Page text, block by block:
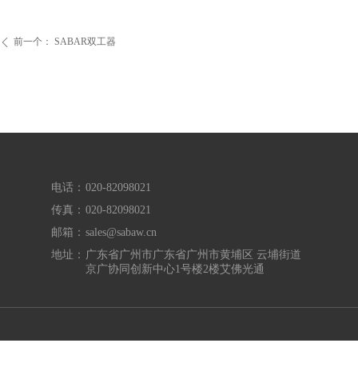
ꄴ 前一个： SABAR双工器
电话： 020-82098021
传真： 020-82098021
邮箱： sales@sabaw.cn
地址： 广东省广州市广东省广州市黄埔区 云埔街道
京广协同创新中心1号楼2楼艾佛光通